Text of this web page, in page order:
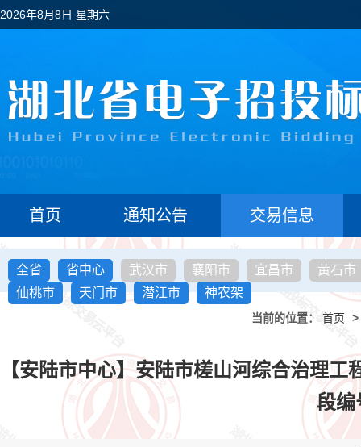
2026年8月8日 星期六
首页 通知公告 交易信息
全省 省中心 武汉市 襄阳市 宜昌市
黄石市
仙桃市
天门市 潜江市 神农架
当前的位置： 首页 >
【安陆市中心】安陆市槎山河综合治理
段编